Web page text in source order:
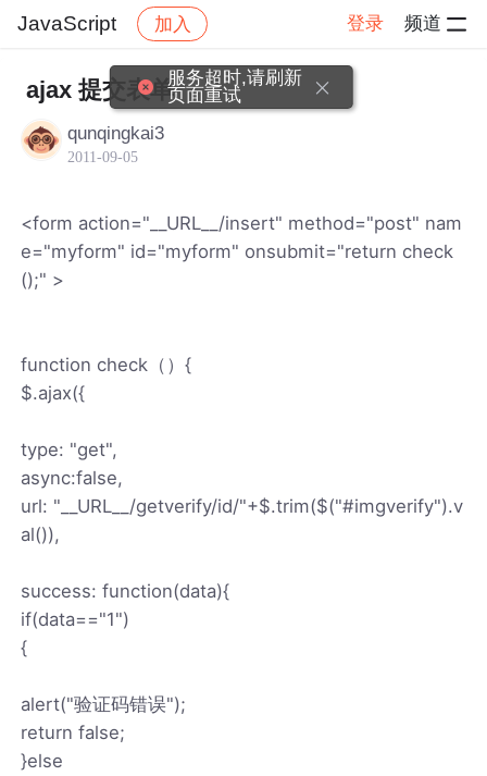
JavaScript 加入 登录 频道
社区 JavaScript 帖子详情
ajax 提交表单
qunqingkai3
2011-09-05
<form action="__URL__/insert" method="post" nam
e="myform" id="myform" onsubmit="return check
();" >
function check（）{
$.ajax({
type: "get",
async:false,
url: "__URL__/getverify/id/"+$.trim($("#imgverify").v
al()),
success: function(data){
if(data=="1")
{
alert("验证码错误");
return false;
}else
服务超时,请刷新
页面重试